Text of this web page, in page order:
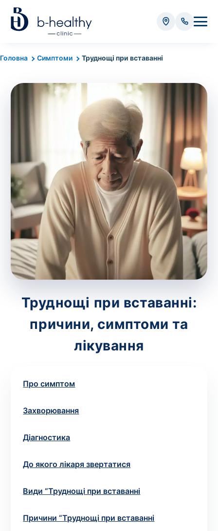
Головна Симптоми Труднощі при вставанні
Труднощі при вставанні:
причини, симптоми та
лікування
Про симптом
Захворювання
Діагностика
До якого лікаря звертатися
Види “Труднощі при вставанні
Причини “Труднощі при вставанні
Аналізи
Вартість забору крові - 50 грн
Вартість забору біоматеріалу (крім крові) - від
Всього: 0 грн
Попередній запис на дослідження не
потрібний. Виняток становлять мазки та
зіскрібки. Взяття біоматеріалу для них
виконує лікар – необхідий
запис до фахівця.
Аналіз вдома
Номер телефону
Вибрати клініку
Оформити замовлення
Якщо ви не знаєте, які аналізи вам необхідні,